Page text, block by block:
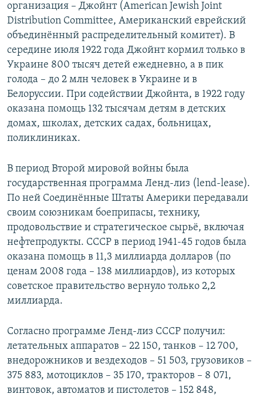
организация – Джойнт (American Jewish Joint
Distribution Committee, Американский еврейский
объединённый распределительный комитет). В
середине июля 1922 года Джойнт кормил только в
Украине 800 тысяч детей ежедневно, а в пик
голода – до 2 млн человек в Украине и в
Белоруссии. При содействии Джойнта, в 1922 году
оказана помощь 132 тысячам детям в детских
домах, школах, детских садах, больницах,
поликлиниках.
В период Второй мировой войны была
государственная программа Ленд-лиз (lend-lease).
По ней Соединённые Штаты Америки передавали
своим союзникам боеприпасы, технику,
продовольствие и стратегическое сырьё, включая
нефтепродукты. СССР в период 1941-45 годов была
оказана помощь в 11,3 миллиарда долларов (по
ценам 2008 года – 138 миллиардов), из которых
советское правительство вернуло только 2,2
миллиарда.
Согласно программе Ленд-лиз СССР получил:
летательных аппаратов – 22 150, танков – 12 700,
внедорожников и вездеходов – 51 503, грузовиков –
375 883, мотоциклов – 35 170, тракторов – 8 071,
винтовок, автоматов и пистолетов – 152 848,